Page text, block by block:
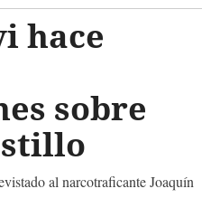
hace
sobre
al narcotraficante Joaquín